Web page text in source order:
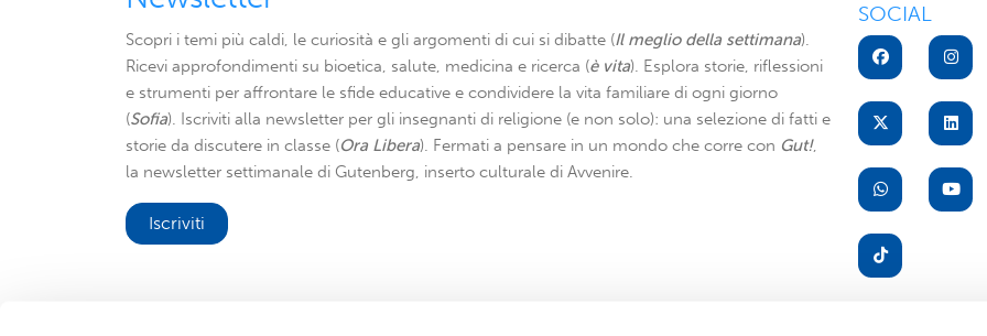
Scopri i temi più caldi, le curiosità e gli argomenti di cui si dibatte (Il meglio della settimana).
Ricevi approfondimenti su bioetica, salute, medicina e ricerca (è vita). Esplora storie, riflessioni
e strumenti per affrontare le sfide educative e condividere la vita familiare di ogni giorno
(Sofia). Iscriviti alla newsletter per gli insegnanti di religione (e non solo): una selezione di fatti e
storie da discutere in classe (Ora Libera). Fermati a pensare in un mondo che corre con Gut!,
la newsletter settimanale di Gutenberg, inserto culturale di Avvenire.
Iscriviti
SOCIAL